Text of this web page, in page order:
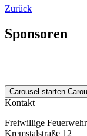
Zurück
Sponsoren
Carousel starten
Kontakt
Freiwillige
Kremstalstraße 12